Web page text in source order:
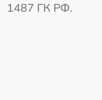
1487 ГК РФ.